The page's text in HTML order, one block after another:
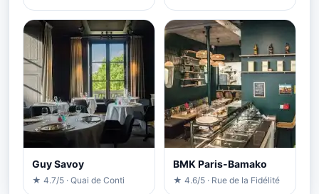
Guy Savoy
★ 4.7/5 · Quai de Conti
BMK Paris-Bamako
★ 4.6/5 · Rue de la Fidélité